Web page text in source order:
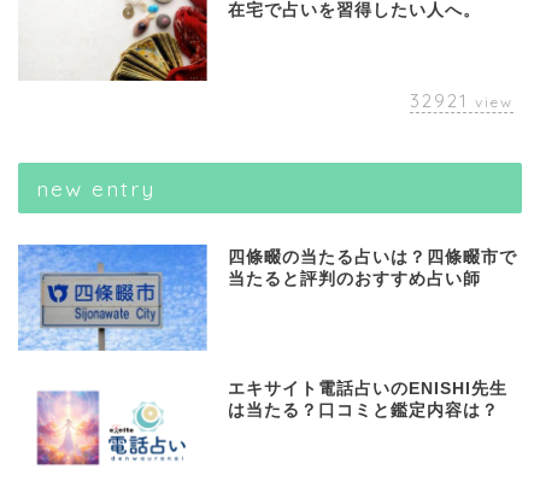
在宅で占いを習得したい人へ。
32921 view
new entry
四條畷の当たる占いは？四條畷市で
当たると評判のおすすめ占い師
エキサイト電話占いのENISHI先生
は当たる？口コミと鑑定内容は？